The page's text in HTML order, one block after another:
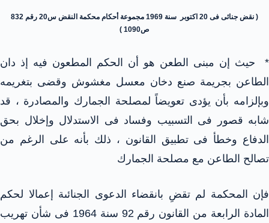
( نقض جنائى فى 20 اكتوبر سنة 1969 مجموعة أحكام محكمة النقض س20 رقم 832
ص1090 )
* حيث إن مبنى الطعن هو أن الحكم المطعون فيه إذ دان
الطاعن بجريمة صنع دخان معسل مغشوش وقضى بتغريمه
وبإلزامه بأن يؤدى تعويضاً لمصلحة الجمارك والمصادرة ، قد
شابه قصور فى التسبيب وفساد فى الاستدلال وإخلال بحق
الدفاع وخطأ فى تطبيق القانون ، ذلك بأنه على الرغم من
تصالح الطاعن مع مصلحة الجمارك
فإن المحكمة لم تقضِ بانقضاء الدعوى الجنائىة إعمالا لحكم
المادة الرابعة من القانون رقم 92 سنة 1964 فى شأن تهريب